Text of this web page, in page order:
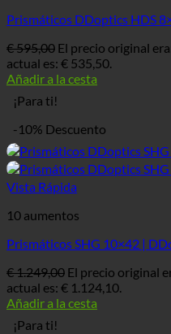
Prismáticos DDoptics HDS
€595,00 El precio original
actual es: € 535,50.
Añadir a la cesta
¡Para ti!
-10% Descuento
Vista Rápida
10 aumentos
Prismáticos SHG 10×42 |
€1.249,00 El precio original
actual es: € 1.124,10.
Añadir a la cesta
¡Para ti!